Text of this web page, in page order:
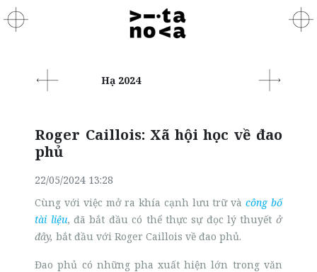
Hạ 2024
Roger Caillois: Xã hội học về đao
phủ
22/05/2024 13:28
Cùng với việc mở ra khía cạnh lưu trữ và công bố
tài liệu, đã bắt đầu có thể thực sự đọc lý thuyết ở
đây,bắt đầu với Roger Caillois về đao phủ.
Đao phủ có những pha xuất hiện lớn trong văn